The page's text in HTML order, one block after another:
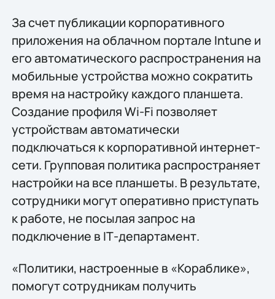
За счет публикации корпоративного
приложения на облачном портале Intune и
его автоматического распространения на
мобильные устройства можно сократить
время на настройку каждого планшета.
Создание профиля Wi-Fi позволяет
устройствам автоматически
подключаться к корпоративной интернет-
сети. Групповая политика распространяет
настройки на все планшеты. В результате,
сотрудники могут оперативно приступать
к работе, не посылая запрос на
подключение в IТ-департамент.
«Политики, настроенные в «Кораблике»,
помогут сотрудникам получить